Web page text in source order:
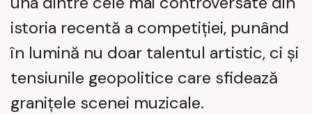
istoria recentă a competiției, punând
în lumină nu doar talentul artistic, ci și
tensiunile geopolitice care sfidează
granițele scenei muzicale.